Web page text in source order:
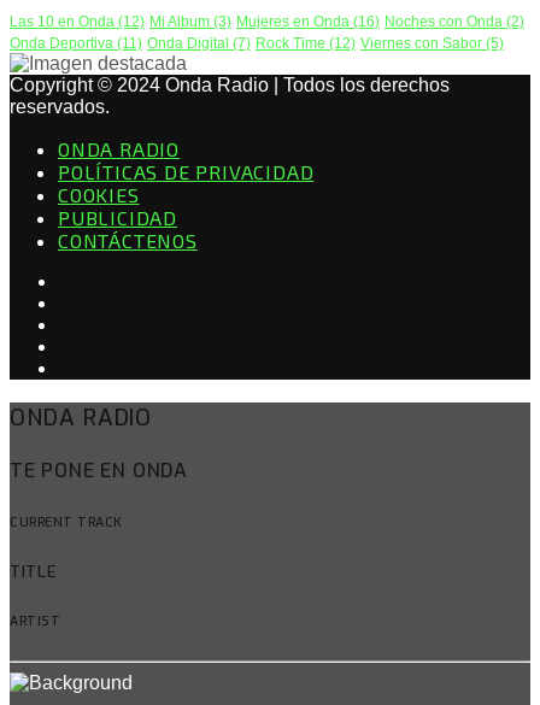
Las 10 en Onda (12) Mi Album (3) Mujeres en Onda (16) Noches con Onda (2)
Onda Deportiva (11) Onda Digital (7) Rock Time (12) Viernes con Sabor (5)
Copyright © 2024 Onda Radio | Todos los derechos
reservados.
ONDA RADIO
POLÍTICAS DE PRIVACIDAD
COOKIES
PUBLICIDAD
CONTÁCTENOS
ONDA RADIO
TE PONE EN ONDA
CURRENT TRACK
TITLE
ARTIST